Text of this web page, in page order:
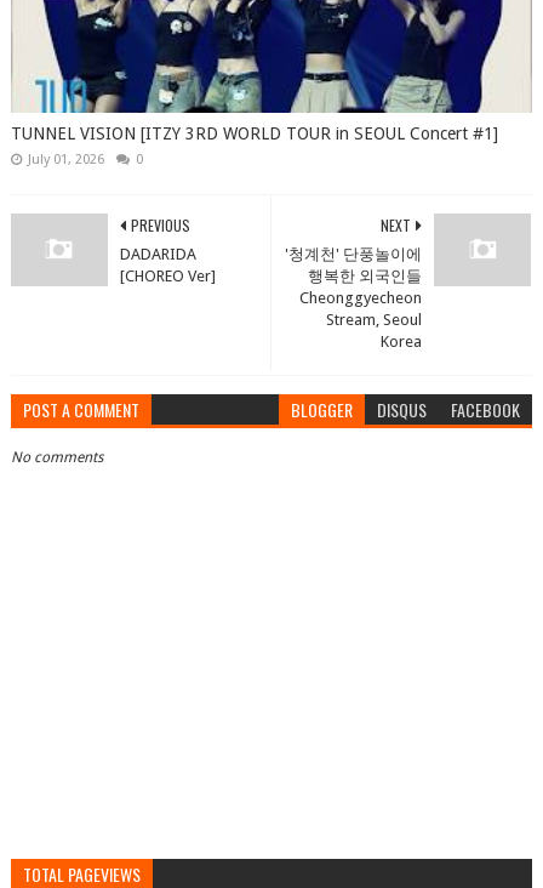
TUNNEL VISION [ITZY 3RD WORLD TOUR in SEOUL Concert #1]
July 01, 2026 0
NEXT
'청계천' 단풍놀이에
행복한 외국인들
Cheonggyecheon
Stream, Seoul
Korea
PREVIOUS
DADARIDA
[CHOREO Ver]
POST A COMMENT BLOGGER DISQUS FACEBOOK
No comments
TOTAL PAGEVIEWS